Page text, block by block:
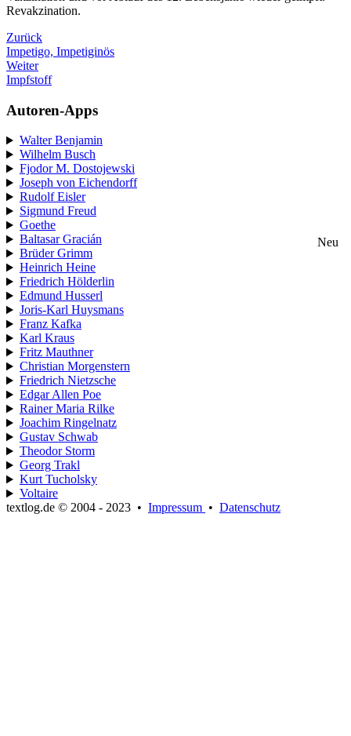
Revakzination.
Zurück
Impetigo, Impetiginös
Weiter
Impfstoff
Autoren-Apps
Walter Benjamin
Wilhelm Busch
Fjodor M. Dostojewski
Joseph von Eichendorff
Rudolf Eisler
Sigmund Freud
Goethe
Baltasar Gracián
Neu
Brüder Grimm
Heinrich Heine
Friedrich Hölderlin
Edmund Husserl
Joris-Karl Huysmans
Franz Kafka
Karl Kraus
Fritz Mauthner
Christian Morgenstern
Friedrich Nietzsche
Edgar Allen Poe
Rainer Maria Rilke
Joachim Ringelnatz
Gustav Schwab
Theodor Storm
Georg Trakl
Kurt Tucholsky
Voltaire
textlog.de © 2004 - 2023 • Impressum • Datenschutz